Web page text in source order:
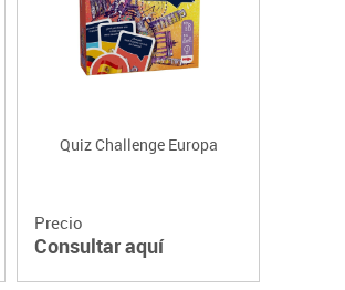
Quiz Challenge Europa
Precio
Consultar aquí